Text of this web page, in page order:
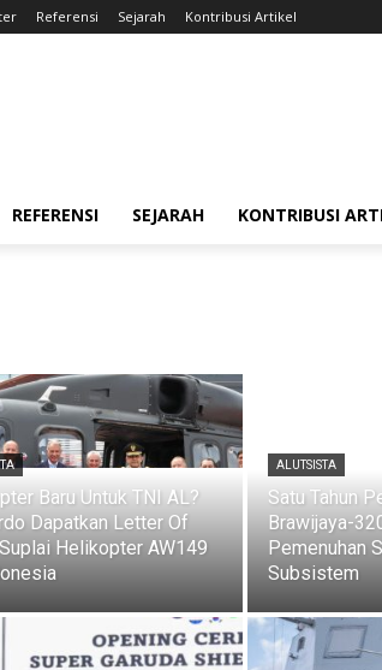
Referensi Sejarah Kontribusi Artikel
REFERENSI SEJARAH KONTRIBUSI
Baru Untuk TNI AL?
Dapatkan Letter Of
Helikopter AW149
ALUTSISTA
Satu Tahun
Brawijaya-
Pemenuhan
Subsistem